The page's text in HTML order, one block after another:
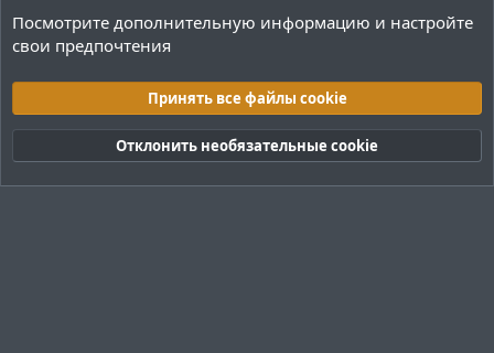
Cookies Тёмная (2020)
Русский (RU)
Обратная связь
Условия и правила
Политика конфиденциальности
Помощь
R
Посмотрите дополнительную информацию и настройте
свои предпочтения
Принять все файлы cookie
Отклонить необязательные cookie